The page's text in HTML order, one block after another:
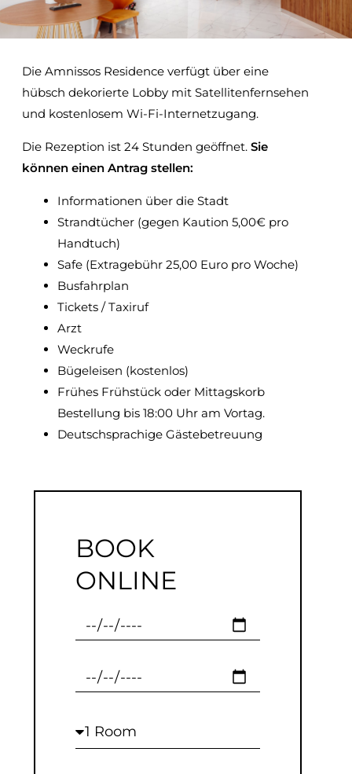
Die Amnissos Residence verfügt über eine
hübsch dekorierte Lobby mit Satellitenfernsehen
und kostenlosem Wi-Fi-Internetzugang.
Die Rezeption ist 24 Stunden geöffnet. Sie
können einen Antrag stellen:
Informationen über die Stadt
Strandtücher (gegen Kaution 5,00€ pro
Handtuch)
Safe (Extragebühr 25,00 Euro pro Woche)
Busfahrplan
Tickets / Taxiruf
Arzt
Weckrufe
Bügeleisen (kostenlos)
Frühes Frühstück oder Mittagskorb
Bestellung bis 18:00 Uhr am Vortag.
Deutschsprachige Gästebetreuung
BOOK
ONLINE
Checkin
Checkout
Rooms